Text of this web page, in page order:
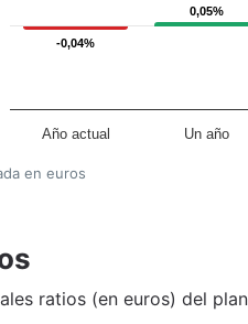
-0,04%
-0,04%
0,05%
0,05%
Año actual Un año
en euros
ratios (en euros) del